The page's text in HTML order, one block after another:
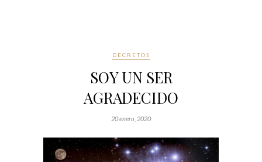
DECRETOS
SOY UN SER
AGRADECIDO
20 enero, 2020